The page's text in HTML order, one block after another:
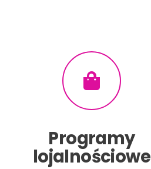
Programy
lojalnościowe